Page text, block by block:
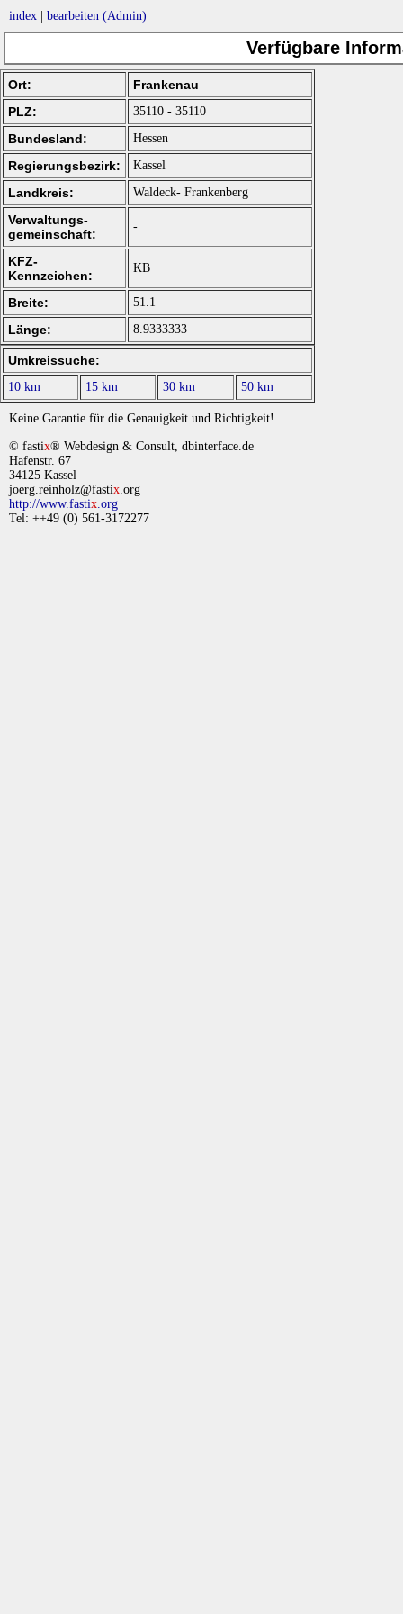
index bearbeiten (Admin)
Verfügbare
Ort:
Frankenau
PLZ:
35110 - 35110
Bundesland: Hessen
Regierungsbezirk: Kassel
Landkreis: Waldeck- Frankenberg
Verwaltungs-
gemeinschaft:
-
KFZ-
Kennzeichen:
KB
Breite: 51.1
Länge: 8.9333333
Umkreissuche:
10 km 15 km 30 km 50 km
Keine Garantie für die Genauigkeit und Richtigkeit!
© fastix® Webdesign & Consult, dbinterface.de
Hafenstr. 67
34125 Kassel
joerg.reinholz@fastix.org
http://www.fastix.org
Tel: ++49 (0) 561-3172277